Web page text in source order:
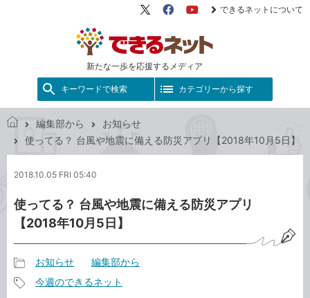
新たな一歩を応援するメディア
X（旧
FacebookYouTube
できるネットについて
キーワードで検索 カテゴリーから探す
で
き
ネ
ト
編集部から
お知らせ
使ってる？ 台風や地震に備える防災アプリ【2018年10月5日】
2018.10.05 FRI 05:40
使ってる？ 台風や地震に備える防災アプリ
【2018年10月5日】
事
お知らせ 編集部から
今週のできるネット